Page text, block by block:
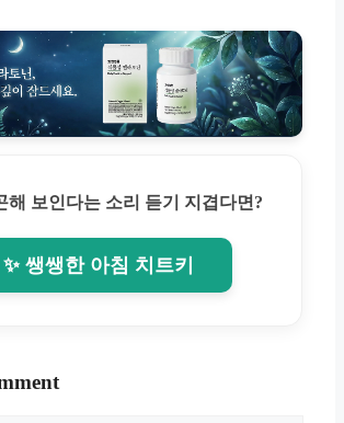
해 보인다는 소리 듣기 지겹다면?
✨ 쌩쌩한 아침 치트키